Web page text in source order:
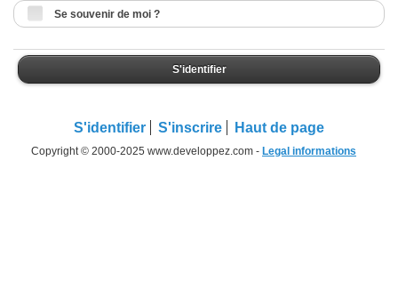
Se souvenir de moi ?
S'identifier
S'identifier S'inscrire Haut de page
Copyright © 2000-2025 www.developpez.com - Legal informations